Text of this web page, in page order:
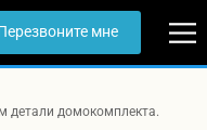
мне
детали домокомплекта.